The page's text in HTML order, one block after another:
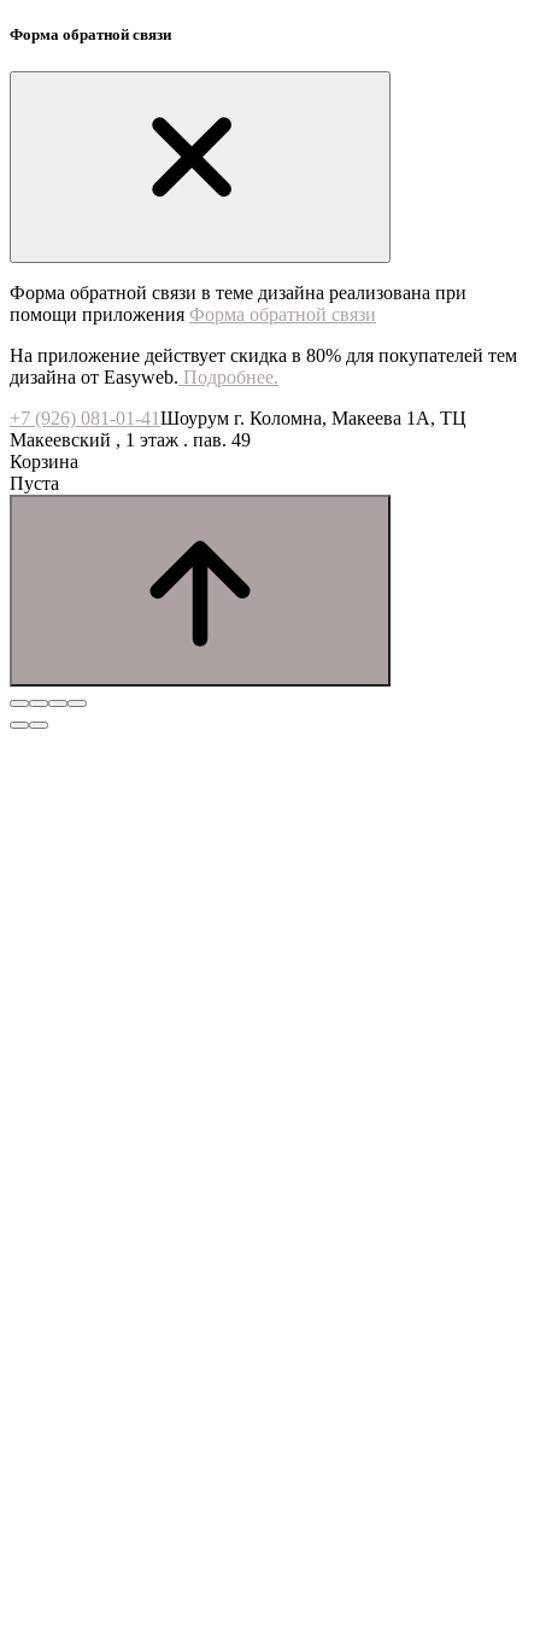
Форма обратной связи
Форма обратной связи в теме дизайна реализована при
помощи приложения Форма обратной связи
На приложение действует скидка в 80% для покупателей тем
дизайна от Easyweb. Подробнее.
+7 (926) 081-01-41Шоурум г. Коломна, Макеева 1А, ТЦ
Макеевский , 1 этаж . пав. 49
Корзина
Пуста